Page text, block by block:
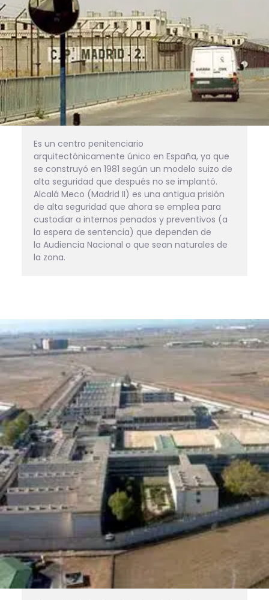
Es un centro penitenciario
arquitectónicamente único en España, ya que
se construyó en 1981 según un modelo suizo de
alta seguridad que después no se implantó.
Alcalá Meco (Madrid II) es una antigua prisión
de alta seguridad que ahora se emplea para
custodiar a internos penados y preventivos (a
la espera de sentencia) que dependen de
la Audiencia Nacional o que sean naturales de
la zona.